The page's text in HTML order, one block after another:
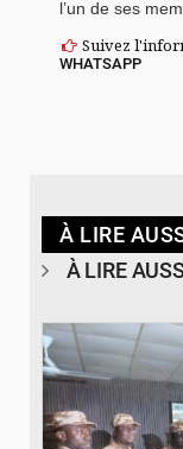
l’un de ses
Suivez
WHATSAPP
À LIRE
À LIRE